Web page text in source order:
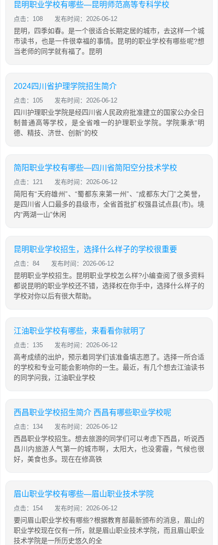
昆明职业学校有哪些—昆明师范高等专科学校
点击：108 发布时间：2026-06-12
昆明，四季如春。是一个很适合长期定居的城市，去这样一个城
市读书，也是一件很幸福的事情。昆明的职业学校有哪些呢?想
当老师的同学就有福了。昆明
2024四川省护理学院招生简介
点击：105 发布时间：2026-06-12
四川护理职业学院是经四川省人民政府批准建立的国家公办全日
制普通高等学校，是全省唯一的护理职业学院。学院秉承“明
德、精技、济世、创新”的校
简阳职业学校有哪些—四川省简阳空分技术学校
点击：121 发布时间：2026-06-12
简阳有“天府雄州”、“蜀都东来第一州”、“成都东大门”之美誉，
是四川省人口最多的县级市，全省首批扩权强县试点县(市)。境
内“两湖一山”休闲
昆明职业学校招生，选择什么样子的学校很重要
点击：84 发布时间：2026-06-12
昆明职业学校招生。昆明职业学校怎么样?小编查阅了很多资料
都说昆明的职业学校还不错，选择权在你手中，选择什么样子的
学校对你以后有很大帮助。
江油职业学校有哪些，来看看你就明了
点击：135 发布时间：2026-06-12
高考成绩的出炉，预示着同学们该准备填志愿了。选择一所合适
的学校和专业可能会影响你的一生。最近，有几个想去江油读书
的同学问我，江油职业学校
西昌职业学校招生简介 西昌有哪些职业学校呢
点击：134 发布时间：2026-06-12
西昌职业学校招生。想去旅游的同学们可以考虑下西昌，听说西
昌川内旅游人气第一的城市啊，太阳大，也没雾霾，气候也很
好，美食也多。现在在修高铁
眉山职业学校有哪些—眉山职业技术学院
点击：154 发布时间：2026-06-12
要问眉山职业学校有哪些?根据教育部最新颁布的消息，眉山的
职业学校现在仅有一所，就是眉山职业技术学院，而且眉山职业
技术学院是一所历史悠久的全